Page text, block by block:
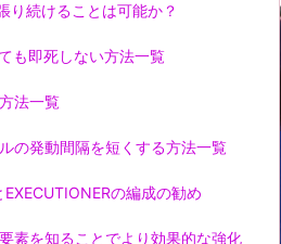
り続けることは可能か？
も即死しない方法一覧
法一覧
の発動間隔を短くする方法一覧
EXECUTIONERの編成の勧め
素を知ることでより効果的な強化